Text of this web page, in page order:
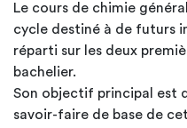
Le cours de chimie
cycle destiné à de futurs
réparti sur les deux
bachelier.
Son objectif principal est
savoir-faire de base de